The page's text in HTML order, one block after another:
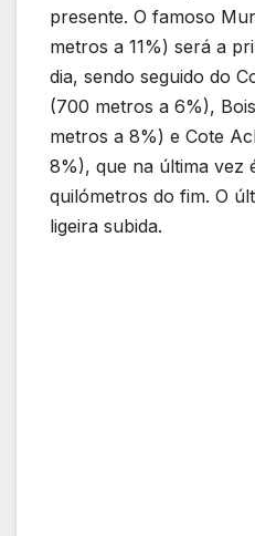
presente. O famoso
metros a 11%) será a
dia, sendo seguido do
(700 metros a 6%),
metros a 8%) e Cote
8%), que na última vez
quilómetros do fim. O
ligeira subida.